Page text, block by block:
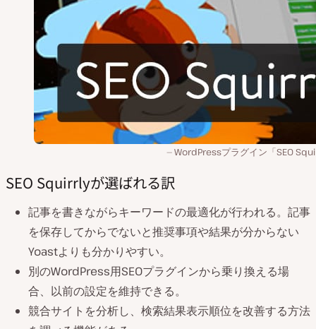
WordPressプラグイン「SEO
SEO Squirrlyが選ばれる訳
記事を書きながらキーワードの最適化が行われる。記事
を保存してからでないと推奨事項や結果が分からない
Yoastよりも分かりやすい。
別のWordPress用SEOプラグインから乗り換える場
合、以前の設定を維持できる。
競合サイトを分析し、検索結果表示順位を改善する方法